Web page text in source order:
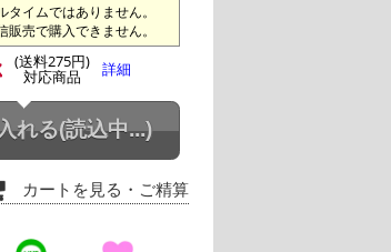
イムではありません。
販売で購入できません。
(送料275円)
対応商品 詳細
れる(読込中...)
カートを見る ・ご精算